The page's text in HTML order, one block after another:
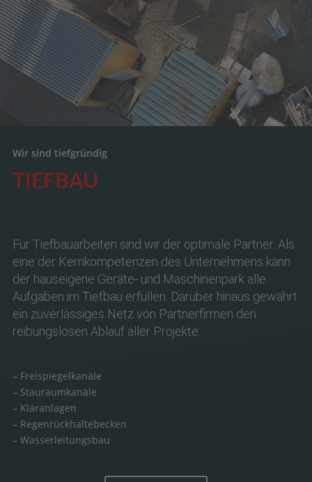
Wir sind tiefgründig
TIEFBAU
Für Tiefbauarbeiten sind wir der optimale Partner. Als
eine der Kernkompetenzen des Unternehmens kann
der hauseigene Geräte- und Maschinenpark alle
Aufgaben im Tiefbau erfüllen. Darüber hinaus gewährt
ein zuverlässiges Netz von Partnerfirmen den
reibungslosen Ablauf aller Projekte:
– Freispiegelkanäle
– Stauraumkanäle
– Kläranlagen
– Regenrückhaltebecken
– Wasserleitungsbau